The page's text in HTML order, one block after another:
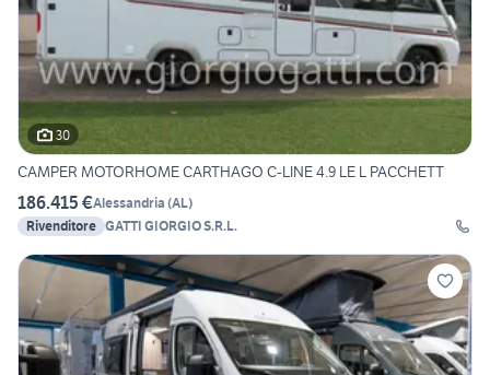
30
CAMPER MOTORHOME CARTHAGO C-LINE 4.9 LE L PACCHETT
186.415 €Alessandria (AL)
Rivenditore GATTI GIORGIO S.R.L.